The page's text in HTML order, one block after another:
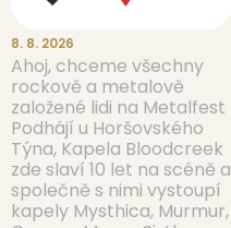
8. 8. 2026
Ahoj, chceme všechny
rockově a metalově
založené lidi na Metalfest
Podhájí u Horšovského
Týna, Kapela Bloodcreek
zde slaví 10 let na scéně a
společně s nimi vystoupí
kapely Mysthica, Murmur,